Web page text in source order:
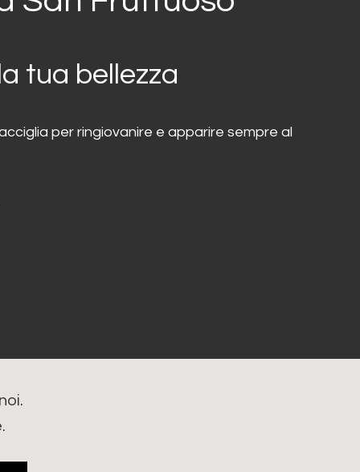
tua bellezza
per ringiovanire e apparire sempre al